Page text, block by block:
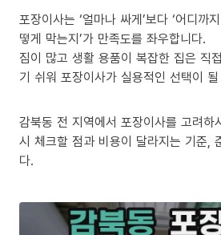
포장이사는 ‘얼마나 싸게’보다 ‘어디까
떻게 막는지’가 만족도를 좌우합니다.
짐이 많고 생활 용품이 복잡한 집은 직
기 쉬워 포장이사가 실용적인 선택이
감북동 전 지역에서 포장이사를 고려하
시 체크할 점과 비용이 달라지는 기준,
다.